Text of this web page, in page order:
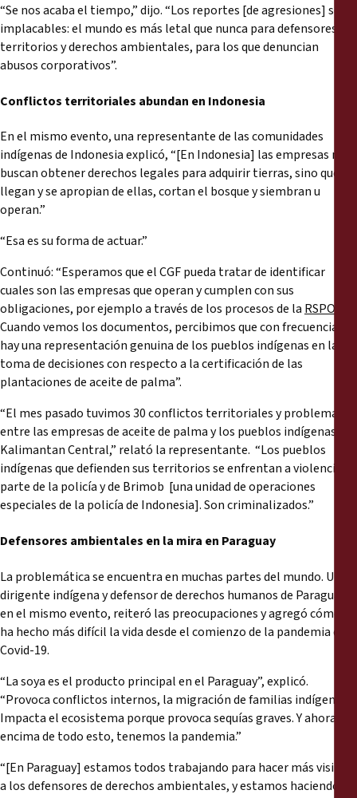
“Se nos acaba el tiempo,” dijo. “Los reportes [de agresiones] son
implacables: el mundo es más letal que nunca para defensores de
territorios y derechos ambientales, para los que denuncian
abusos corporativos”.
Conflictos territoriales abundan en Indonesia
En el mismo evento, una representante de las comunidades
indígenas de Indonesia explicó, “[En Indonesia] las empresas no
buscan obtener derechos legales para adquirir tierras, sino que
llegan y se apropian de ellas, cortan el bosque y siembran u
operan.”
“Esa es su forma de actuar.”
Continuó: “Esperamos que el CGF pueda tratar de identificar
cuales son las empresas que operan y cumplen con sus
obligaciones, por ejemplo a través de los procesos de la RSPO
Cuando vemos los documentos, percibimos que con frecuencia no
hay una representación genuina de los pueblos indígenas en la
toma de decisiones con respecto a la certificación de las
plantaciones de aceite de palma”.
“El mes pasado tuvimos 30 conflictos territoriales y problemas
entre las empresas de aceite de palma y los pueblos indígenas en
Kalimantan Central,” relató la representante. “Los pueblos
indígenas que defienden sus territorios se enfrentan a violencia de
parte de la policía y de Brimob [una unidad de operaciones
especiales de la policía de Indonesia]. Son criminalizados.”
Defensores ambientales en la mira en Paraguay
La problemática se encuentra en muchas partes del mundo. Un
dirigente indígena y defensor de derechos humanos de Paraguay,
en el mismo evento, reiteró las preocupaciones y agregó cómo se
ha hecho más difícil la vida desde el comienzo de la pandemia de
Covid-19.
“La soya es el producto principal en el Paraguay”, explicó.
“Provoca conflictos internos, la migración de familias indígenas.
Impacta el ecosistema porque provoca sequías graves. Y ahora,
encima de todo esto, tenemos la pandemia.”
“[En Paraguay] estamos todos trabajando para hacer más visibles
a los defensores de derechos ambientales, y estamos haciendo